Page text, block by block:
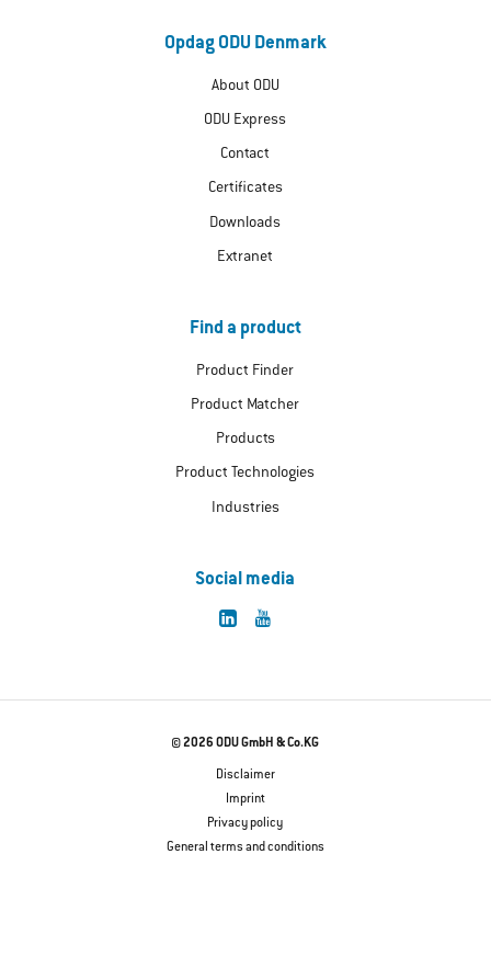
Opdag ODU Denmark
About ODU
ODU Express
Contact
Certificates
Downloads
Extranet
Find a product
Product Finder
Product Matcher
Products
Product Technologies
Industries
Social media
© 2026 ODU GmbH & Co.KG
Disclaimer
Imprint
Privacy policy
General terms and conditions